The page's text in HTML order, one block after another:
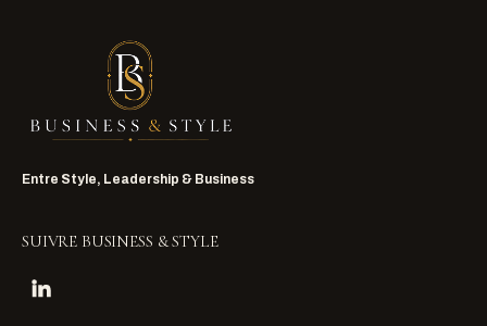
Entre Style, Leadership & Business
SUIVRE BUSINESS & STYLE